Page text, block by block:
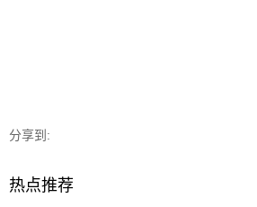
分享到:
热点推荐